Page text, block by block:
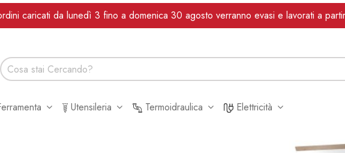
caricati da lunedì 3 fino a domenica 30 agosto verranno evasi e lavorati a
Utensileria Termoidraulica
Elettricità